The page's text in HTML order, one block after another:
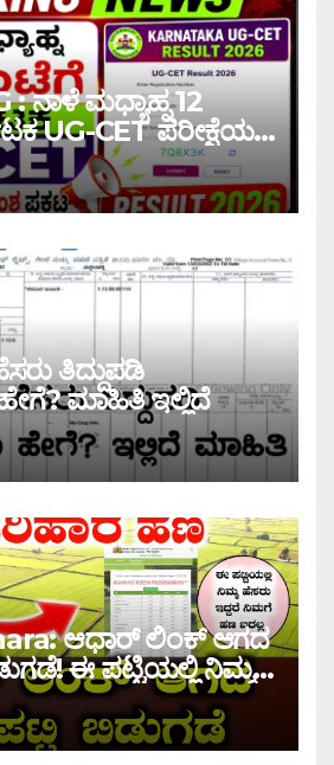
ನಾಳೆ ಮಧ್ಯಾಹ್ನ 12
UG-CET ಪರೀಕ್ಷೆಯ
|UG-CET Result
ತಿದ್ದುಪಡಿ
ಮಾಹಿತಿ ಇಲ್ಲಿದೆ
ಆಧಾರ್ ಲಿಂಕ್ ಆಗದ
ಈ ಪಟ್ಟಿಯಲ್ಲಿ ನಿಮ್ಮ
ನಿಮಗೆ ಹಣ ಜಮಾ ಆಗಲ್ಲ !